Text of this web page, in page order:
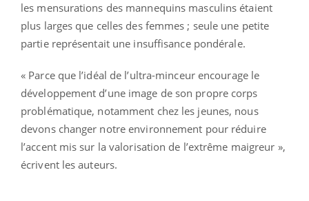
les mensurations des mannequins masculins étaient
plus larges que celles des femmes ; seule une petite
partie représentait une insuffisance pondérale.
« Parce que l’idéal de l’ultra-minceur encourage le
développement d’une image de son propre corps
problématique, notamment chez les jeunes, nous
devons changer notre environnement pour réduire
l’accent mis sur la valorisation de l’extrême maigreur »,
écrivent les auteurs.